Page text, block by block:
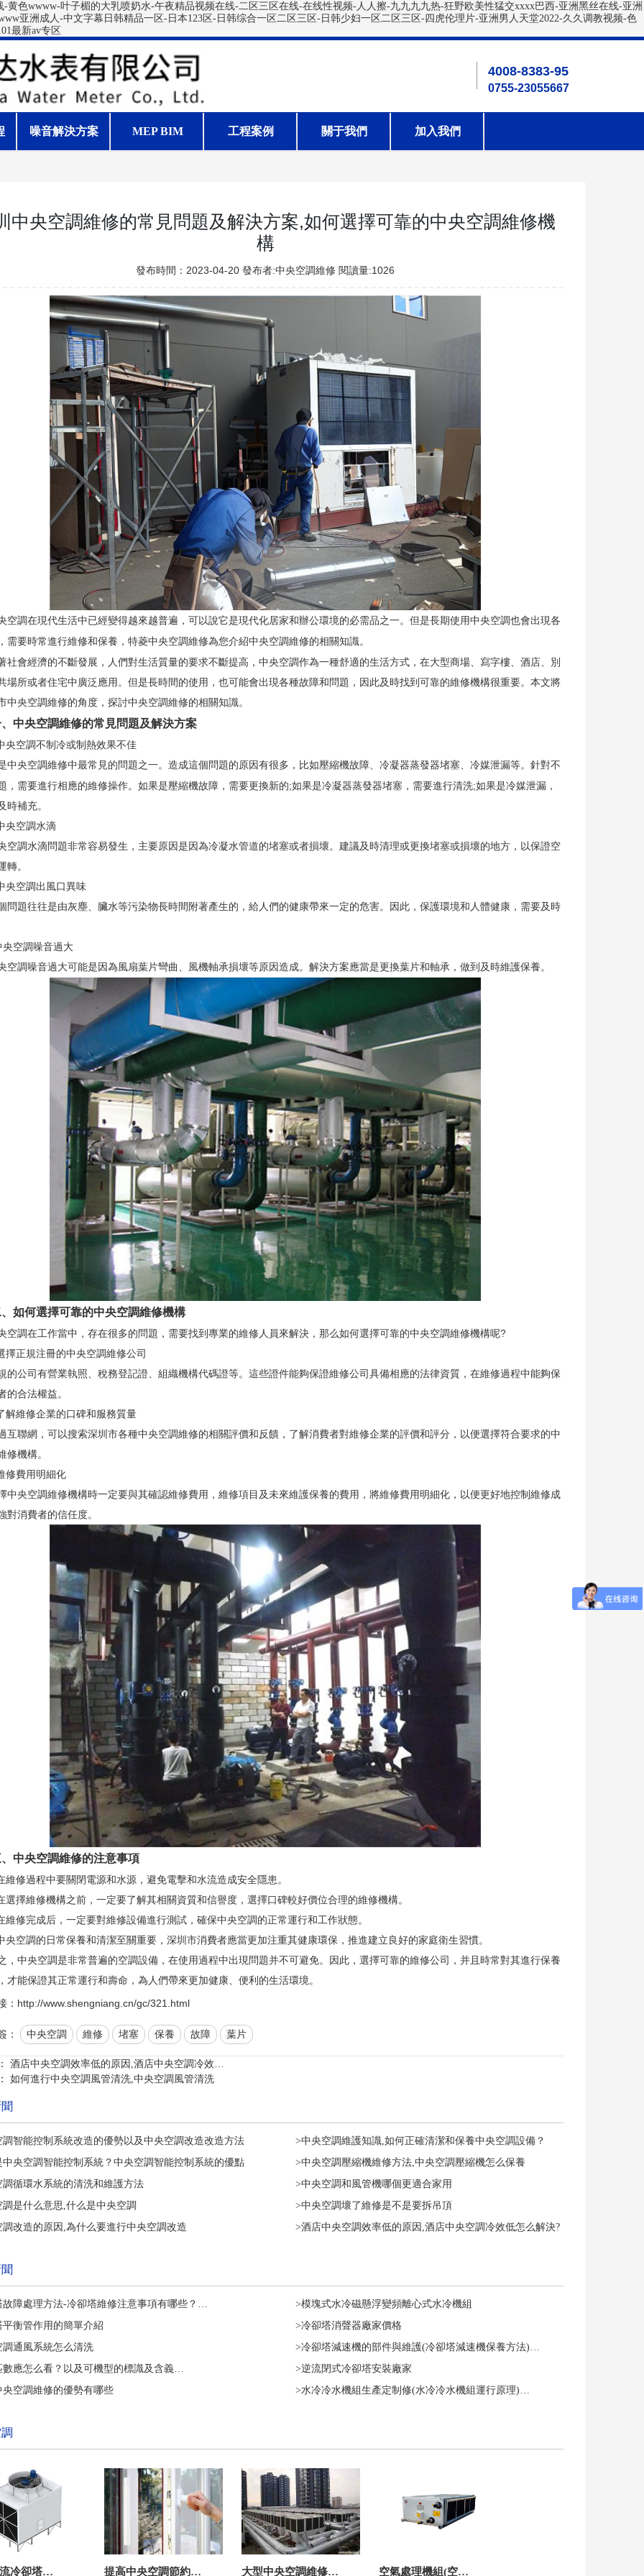
黄色wwww-叶子楣的大乳喷奶水-午夜精品视频在线-二区三区在线-在线性视频-人人擦-九九九九热-狂野欧美性猛交xxxx巴西-亚洲黑丝在线-亚洲
亚洲成人-中文字幕日韩精品一区-日本123区-日韩综合一区二区三区-日韩少妇一区二区三区-四虎伦理片-亚洲男人天堂2022-久久调教视频-色
最新av专区
4008-8383-95
0755-23055667
噪音解決方案 MEP BIM 工程案例 關于我們 加入我們
中央空調維修的常見問題及解決方案,如何選擇可靠的中央空調維修機
構
發布時間：2023-04-20 發布者:中央空調維修 閱讀量:1026
空調在現代生活中已經變得越來越普遍，可以說它是現代化居家和辦公環境的必需品之一。但是長期使用中央空調也會出現各
需要時常進行維修和保養，特菱中央空調維修為您介紹中央空調維修的相關知識。
會經濟的不斷發展，人們對生活質量的要求不斷提高，中央空調作為一種舒適的生活方式，在大型商場、寫字樓、酒店、別
場所或者住宅中廣泛應用。但是長時間的使用，也可能會出現各種故障和問題，因此及時找到可靠的維修機構很重要。本文將
中央空調維修的角度，探討中央空調維修的相關知識。
央空調維修的常見問題及解決方案
空調不制冷或制熱效果不佳
央空調維修中最常見的問題之一。造成這個問題的原因有很多，比如壓縮機故障、冷凝器蒸發器堵塞、冷媒泄漏等。針對不
，需要進行相應的維修操作。如果是壓縮機故障，需要更換新的;如果是冷凝器蒸發器堵塞，需要進行清洗;如果是冷媒泄漏，
時補充。
空調水滴
調水滴問題非常容易發生，主要原因是因為冷凝水管道的堵塞或者損壞。建議及時清理或更換堵塞或損壞的地方，以保證空
轉。
空調出風口異味
題往往是由灰塵、臟水等污染物長時間附著產生的，給人們的健康帶來一定的危害。因此，保護環境和人體健康，需要及時
空調噪音過大
調噪音過大可能是因為風扇葉片彎曲、風機軸承損壞等原因造成。解決方案應當是更換葉片和軸承，做到及時維護保養。
何選擇可靠的中央空調維修機構
調在工作當中，存在很多的問題，需要找到專業的維修人員來解決，那么如何選擇可靠的中央空調維修機構呢?
正規注冊的中央空調維修公司
公司有營業執照、稅務登記證、組織機構代碼證等。這些證件能夠保證維修公司具備相應的法律資質，在維修過程中能夠保
的合法權益。
維修企業的口碑和服務質量
聯網，可以搜索深圳市各種中央空調維修的相關評價和反饋，了解消費者對維修企業的評價和評分，以便選擇符合要求的中
修機構。
費用明細化
央空調維修機構時一定要與其確認維修費用，維修項目及未來維護保養的費用，將維修費用明細化，以便更好地控制維修成
對消費者的信任度。
央空調維修的注意事項
過程中要關閉電源和水源，避免電擊和水流造成安全隱患。
維修機構之前，一定要了解其相關資質和信譽度，選擇口碑較好價位合理的維修機構。
完成后，一定要對維修設備進行測試，確保中央空調的正常運行和工作狀態。
調的日常保養和清潔至關重要，深圳市消費者應當更加注重其健康環保，推進建立良好的家庭衛生習慣。
中央空調是非常普遍的空調設備，在使用過程中出現問題并不可避免。因此，選擇可靠的維修公司，并且時常對其進行保養
才能保證其正常運行和壽命，為人們帶來更加健康、便利的生活環境。
：http://www.shengniang.cn/gc/321.html
： 中央空調 維修 堵塞 保養 故障 葉片
酒店中央空調效率低的原因,酒店中央空調冷效…
如何進行中央空調風管清洗,中央空調風管清洗
調智能控制系統改造的優勢以及中央空調改造改造方法
>中央空調維護知識,如何正確清潔和保養中央空調設備？
中央空調智能控制系統？中央空調智能控制系統的優點
>中央空調壓縮機維修方法,中央空調壓縮機怎么保養
調循環水系統的清洗和維護方法
>中央空調和風管機哪個更適合家用
調是什么意思,什么是中央空調
>中央空調壞了維修是不是要拆吊頂
調改造的原因,為什么要進行中央空調改造
>酒店中央空調效率低的原因,酒店中央空調冷效低怎么解決?
故障處理方法-冷卻塔維修注意事項有哪些？…
>模塊式水冷磁懸浮變頻離心式水冷機組
平衡管作用的簡單介紹
>冷卻塔消聲器廠家價格
調通風系統怎么清洗
>冷卻塔減速機的部件與維護(冷卻塔減速機保養方法)…
數應怎么看？以及可機型的標識及含義…
>逆流閉式冷卻塔安裝廠家
央空調維修的優勢有哪些
>水冷冷水機組生產定制修(水冷冷水機組運行原理)…
冷卻塔… 提高中央空調節約… 大型中央空調維修… 空氣處理機組(空…